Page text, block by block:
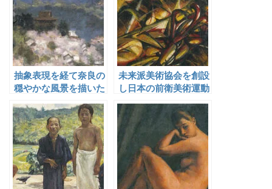
抽象表現を経て奈良の
穏やかな風景を描いた
花野五壌
未来派美術協会を創設
し日本の前衛美術運動
の先駆的な役割を果た
した普門暁